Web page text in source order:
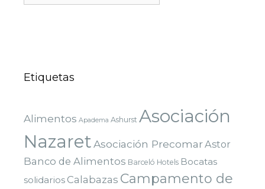
Etiquetas
Alimentos Apadema Ashurst Asociación
NazaretAsociación PrecomarAstor
Banco de Alimentos Barceló Hotels Bocatas
solidarios Calabazas Campamento de